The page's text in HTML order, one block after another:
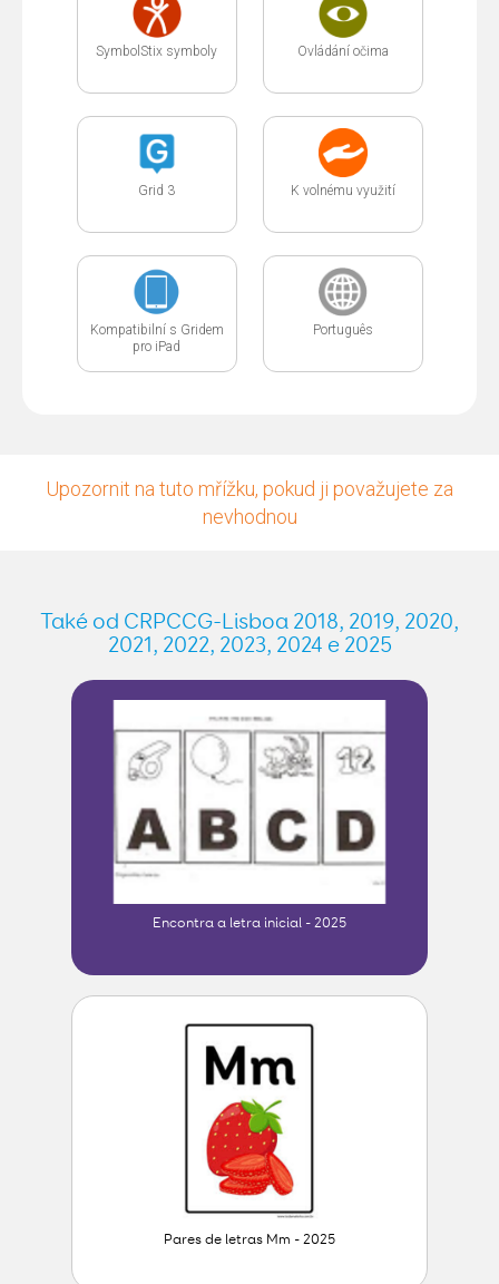
SymbolStix symboly Ovládání očima
Grid 3 K volnému využití
Kompatibilní s Gridem
pro iPad
Português
Upozornit na tuto mřížku, pokud ji považujete za
nevhodnou
Také od CRPCCG-Lisboa 2018, 2019, 2020,
2021, 2022, 2023, 2024 e 2025
Encontra a letra inicial - 2025
Pares de letras Mm - 2025